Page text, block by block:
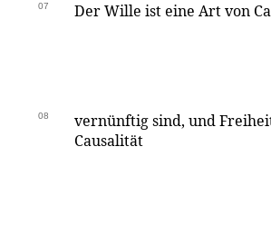
07 Der Wille ist eine Art von
08
vernünftig sind, und
Causalität